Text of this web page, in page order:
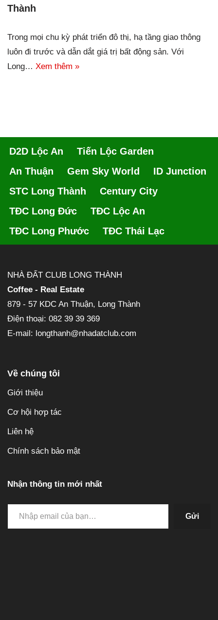
Thành
Trong mọi chu kỳ phát triển đô thị, hạ tầng giao thông
luôn đi trước và dẫn dắt giá trị bất động sản. Với
Long… Xem thêm »
D2D Lộc An
Tiến Lộc Garden
An Thuận
Gem Sky World
ID Junction
STC Long Thành
Century City
TĐC Long Đức
TĐC Lộc An
TĐC Long Phước
TĐC Thái Lạc
NHÀ ĐẤT CLUB LONG THÀNH
Coffee - Real Estate
879 - 57 KDC An Thuận, Long Thành
Điện thoại: 082 39 39 369
E-mail: longthanh@nhadatclub.com
Về chúng tôi
Giới thiệu
Cơ hội hợp tác
Liên hệ
Chính sách bảo mật
Nhận thông tin mới nhất
Gửi